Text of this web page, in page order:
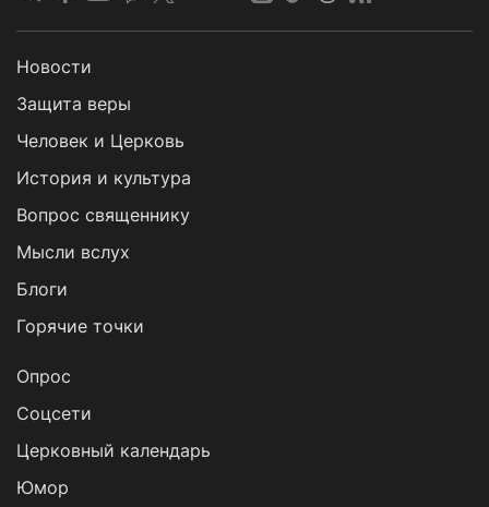
Новости
Защита веры
Человек и Церковь
История и культура
Вопрос священнику
Мысли вслух
Блоги
Горячие точки
Опрос
Cоцсети
Церковный календарь
Юмор